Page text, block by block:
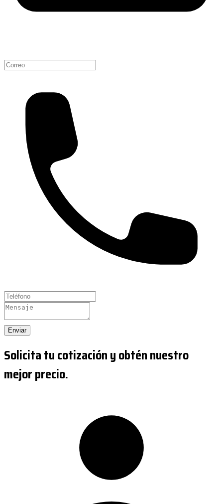
Enviar
Solicita tu cotización y obtén nuestro
mejor precio.